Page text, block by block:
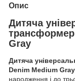
Опис
Дитяча
трансформер
Gray
Дитяча
Denim Medium Gray
народження і до